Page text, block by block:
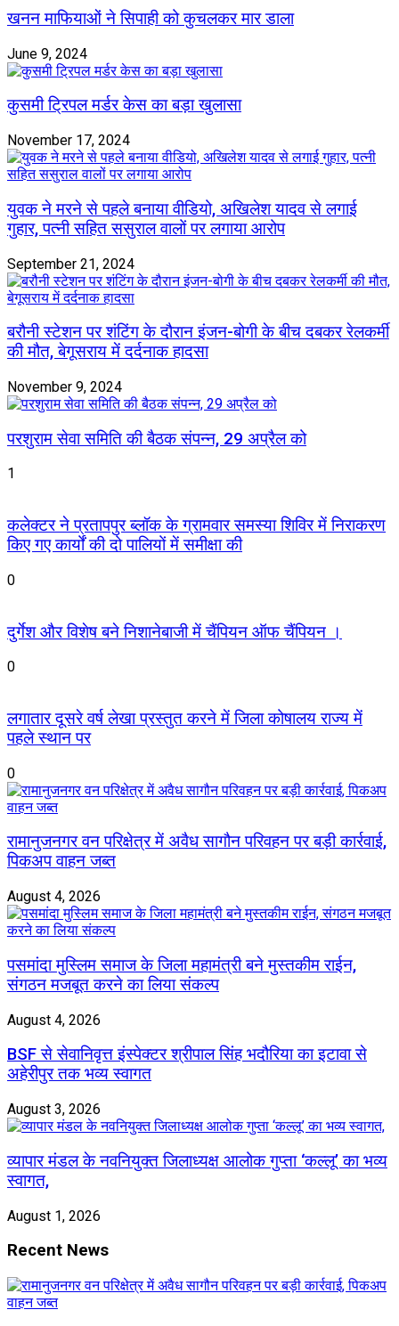
खनन माफियाओं ने सिपाही को कुचलकर मार डाला
June 9, 2024
कुसमी ट्रिपल मर्डर केस का बड़ा खुलासा
November 17, 2024
युवक ने मरने से पहले बनाया वीडियो, अखिलेश यादव से लगाई
गुहार, पत्नी सहित ससुराल वालों पर लगाया आरोप
September 21, 2024
बरौनी स्टेशन पर शंटिंग के दौरान इंजन-बोगी के बीच दबकर रेलकर्मी
की मौत, बेगूसराय में दर्दनाक हादसा
November 9, 2024
परशुराम सेवा समिति की बैठक संपन्न, 29 अप्रैल को
1
कलेक्टर ने प्रतापपुर ब्लॉक के ग्रामवार समस्या शिविर में निराकरण
किए गए कार्यों की दो पालियों में समीक्षा की
0
दुर्गेश और विशेष बने निशानेबाजी में चैंपियन ऑफ चैंपियन ।
0
लगातार दूसरे वर्ष लेखा प्रस्तुत करने में जिला कोषालय राज्य में
पहले स्थान पर
0
रामानुजनगर वन परिक्षेत्र में अवैध सागौन परिवहन पर बड़ी कार्रवाई,
पिकअप वाहन जब्त
August 4, 2026
पसमांदा मुस्लिम समाज के जिला महामंत्री बने मुस्तकीम राईन,
संगठन मजबूत करने का लिया संकल्प
August 4, 2026
BSF से सेवानिवृत्त इंस्पेक्टर श्रीपाल सिंह भदौरिया का इटावा से
अहेरीपुर तक भव्य स्वागत
August 3, 2026
व्यापार मंडल के नवनियुक्त जिलाध्यक्ष आलोक गुप्ता ‘कल्लू’ का भव्य
स्वागत,
August 1, 2026
Recent News